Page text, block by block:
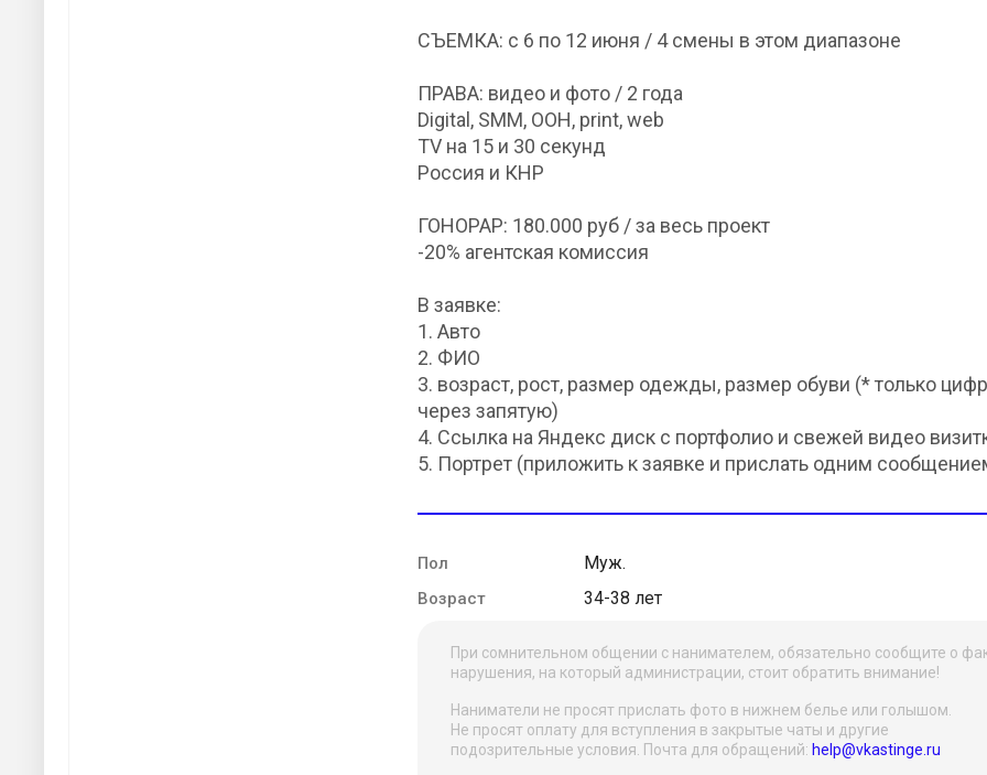
СЪЕМКА: с 6 по 12 июня / 4 смены в этом диапазоне
ПРАВА: видео и фото / 2 года
Digital, SMM, OOH, print, web
TV на 15 и 30 секунд
Россия и КНР
ГОНОРАР: 180.000 руб / за весь проект
-20% агентская комиссия
В заявке:
1. Авто
2. ФИО
3. возраст, рост, размер одежды, размер обуви (* только
через запятую)
4. Ссылка на Яндекс диск с портфолио и свежей видео
5. Портрет (приложить к заявке и прислать одним
Пол Муж.
Возраст 34-38 лет
При сомнительном общении с нанимателем, обязательно сообщите о
нарушения, на который администрации, стоит обратить внимание!
Наниматели не просят прислать фото в нижнем белье или голышом.
Не просят оплату для вступления в закрытые чаты и другие
подозрительные условия. Почта для обращений: help@vkastinge.ru